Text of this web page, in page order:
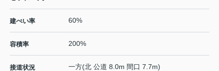
建ぺい率 60%
容積率 200%
接道状況 一方(北 公道 8.0m 間口 7.7m)